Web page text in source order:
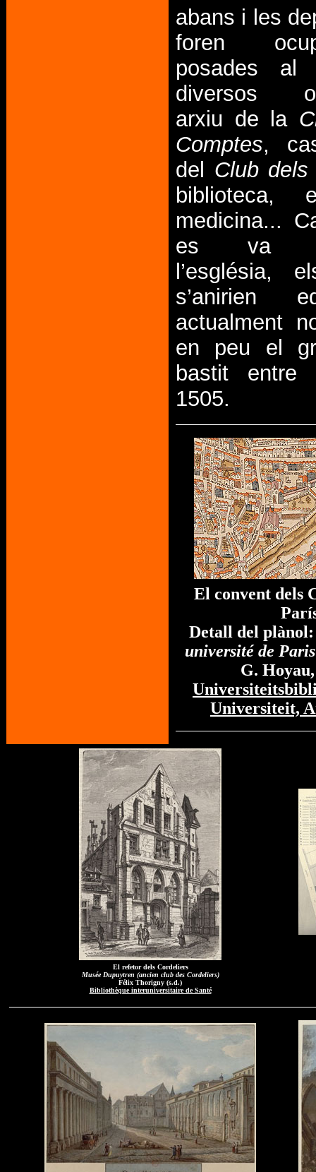
abans i les
foren
posades al
diversos
arxiu de la
Comptes,
del Club dels
biblioteca,
medicina...
es va
l’església,
s’anirien
actualment
en peu el
bastit
1505.
El convent dels
Detall del
université de Paris
G.
Universiteit,
El refetor dels Cordeliers
Musée Dupuytren (ancien club des Cordeliers)
Félix Thorigny (s.d.)
Bibliothèque interuniversitaire de Santé